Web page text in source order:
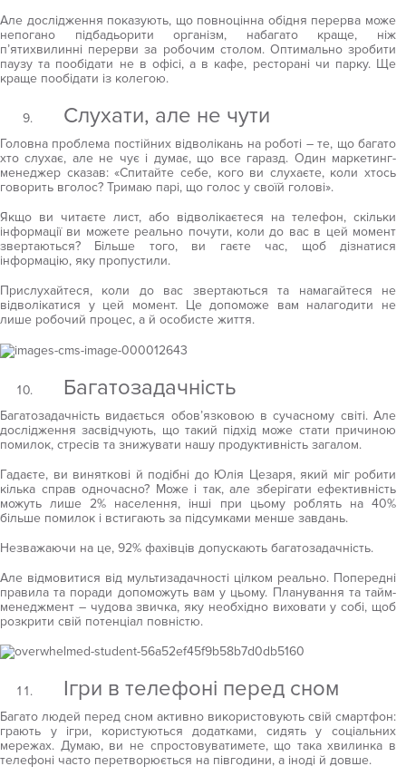
Але дослідження показують, що повноцінна обідня перерва може
непогано підбадьорити організм, набагато краще, ніж
п’ятихвилинні перерви за робочим столом. Оптимально зробити
паузу та пообідати не в офісі, а в кафе, ресторані чи парку. Ще
краще пообідати із колегою.
Слухати, але не чути
Головна проблема постійних відволікань на роботі – те, що багато
хто слухає, але не чує і думає, що все гаразд. Один маркетинг-
менеджер сказав: «Спитайте себе, кого ви слухаєте, коли хтось
говорить вголос? Тримаю парі, що голос у своїй голові».
Якщо ви читаєте лист, або відволікаєтеся на телефон, скільки
інформації ви можете реально почути, коли до вас в цей момент
звертаються? Більше того, ви гаєте час, щоб дізнатися
інформацію, яку пропустили.
Прислухайтеся, коли до вас звертаються та намагайтеся не
відволікатися у цей момент. Це допоможе вам налагодити не
лише робочий процес, а й особисте життя.
Багатозадачність
Багатозадачність видається обов’язковою в сучасному світі. Але
дослідження засвідчують, що такий підхід може стати причиною
помилок, стресів та знижувати нашу продуктивність загалом.
Гадаєте, ви виняткові й подібні до Юлія Цезаря, який міг робити
кілька справ одночасно? Може і так, але зберігати ефективність
можуть лише 2% населення, інші при цьому роблять на 40%
більше помилок і встигають за підсумками менше завдань.
Незважаючи на це, 92% фахівців допускають багатозадачність.
Але відмовитися від мультизадачності цілком реально. Попередні
правила та поради допоможуть вам у цьому. Планування та тайм-
менеджмент – чудова звичка, яку необхідно виховати у собі, щоб
розкрити свій потенціал повністю.
Ігри в телефоні перед сном
Багато людей перед сном активно використовують свій смартфон:
грають у ігри, користуються додатками, сидять у соціальних
мережах. Думаю, ви не спростовуватимете, що така хвилинка в
телефоні часто перетворюється на півгодини, а іноді й довше.